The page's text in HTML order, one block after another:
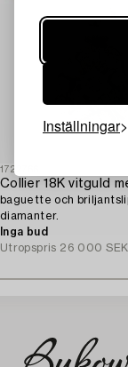
Inställningar
1722766
Collier 18K vitguld
baguette och
diamanter.
Inga bud
Utropspris 26 000 SEK